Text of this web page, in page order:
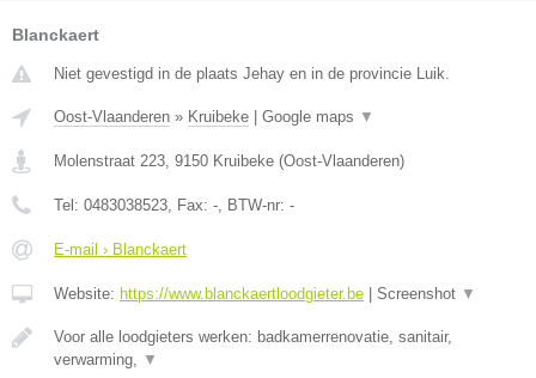
Blanckaert
Niet gevestigd in de plaats Jehay en in de provincie Luik.
Oost-Vlaanderen » Kruibeke Google maps ▼
Molenstraat 223 9150 Kruibeke (Oost-Vlaanderen)
Tel: 0483038523 , Fax: - , BTW-nr: -
E-mail › Blanckaert
Website: https://www.blanckaertloodgieter.be Screenshot ▼
Voor alle loodgieters werken: badkamerrenovatie, sanitair,
verwarming,
▼